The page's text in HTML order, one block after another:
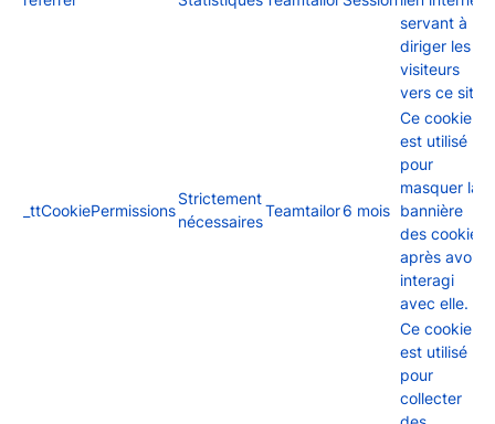
servant à
diriger les
visiteurs
vers ce site.
_ttCookiePermissions
Strictement
nécessaires
Teamtailor6 mois
Ce cookie
est utilisé
pour
masquer la
bannière
des cookies
après avoir
interagi
avec elle.
Ce cookie
est utilisé
pour
collecter